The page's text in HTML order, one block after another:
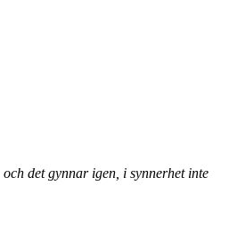
det gynnar igen, i synnerhet inte